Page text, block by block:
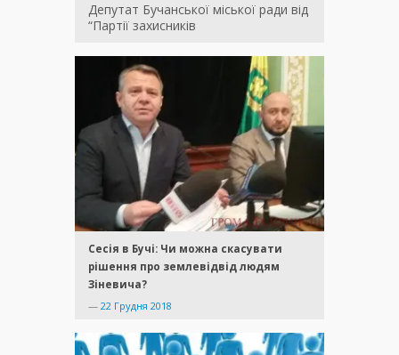
Депутат Бучанської міської ради від
“Партії захисників
Сесія в Бучі: Чи можна скасувати
рішення про землевідвід людям
Зіневича?
— 22 Грудня 2018